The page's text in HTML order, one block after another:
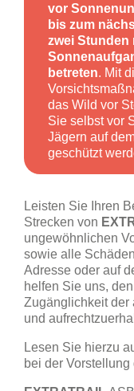
vor
bis zum
zwei Stunden
betreten. Mit
das Wild vor
Sie selbst vor
Jägern auf
geschützt
Leisten Sie Ihren
Strecken von
ungewöhnlichen
sowie alle
Adresse oder auf
helfen Sie uns,
Zugänglichkeit der
und
Lesen Sie hierzu
bei der